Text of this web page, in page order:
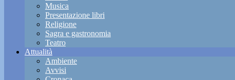
Musica
Presentazione libri
Religione
Sagra e gastronomia
Teatro
Attualità
Ambiente
Avvisi